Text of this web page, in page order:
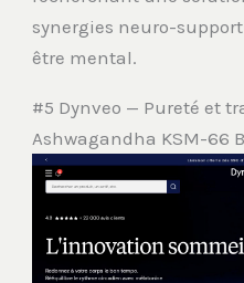
synergies neuro-
être mental.
#5 Dynveo — Pureté et
Ashwagandha KSM-66